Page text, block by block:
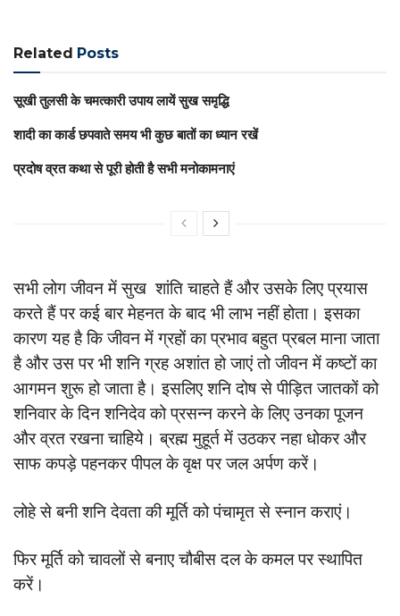
Related Posts
सूखी तुलसी के चमत्कारी उपाय लायें सुख समृद्धि
शादी का कार्ड छपवाते समय भी कुछ बातों का ध्यान रखें
प्रदोष व्रत कथा से पूरी होती है सभी मनोकामनाएं
सभी लोग जीवन में सुख शांति चाहते हैं और उसके लिए प्रयास
करते हैं पर कई बार मेहनत के बाद भी लाभ नहीं होता। इसका
कारण यह है कि जीवन में ग्रहों का प्रभाव बहुत प्रबल माना जाता
है और उस पर भी शनि ग्रह अशांत हो जाएं तो जीवन में कष्टों का
आगमन शुरू हो जाता है। इसलिए शनि दोष से पीड़ित जातकों को
शनिवार के दिन शनिदेव को प्रसन्न करने के लिए उनका पूजन
और व्रत रखना चाहिये। ब्रह्म मुहूर्त में उठकर नहा धोकर और
साफ कपड़े पहनकर पीपल के वृक्ष पर जल अर्पण करें।
लोहे से बनी शनि देवता की मूर्ति को पंचामृत से स्नान कराएं।
फिर मूर्ति को चावलों से बनाए चौबीस दल के कमल पर स्थापित
करें।